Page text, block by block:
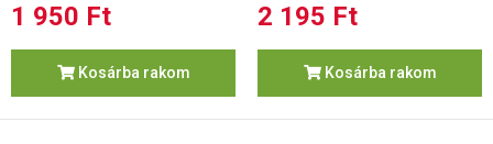
1 950 Ft
Kosárba rakom
2 195 Ft
Kosárba rakom